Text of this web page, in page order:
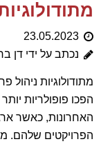
23.05.2023
נכתב על ידי דן
מתודולוגיות ניהול
הפכו פופולריות
האחרונות, כאשר
הפרויקטים שלהם.